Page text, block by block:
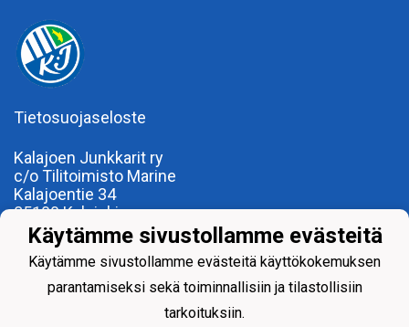
Tietosuojaseloste
Kalajoen Junkkarit ry
c/o Tilitoimisto Marine
Kalajoentie 34
85100 Kalajoki
Y-tunnus 0185922-0
Yhdistysrekisterinumero 120.904
Käytämme sivustollamme evästeitä
Käytämme sivustollamme evästeitä käyttökokemuksen
parantamiseksi sekä toiminnallisiin ja tilastollisiin
tarkoituksiin.